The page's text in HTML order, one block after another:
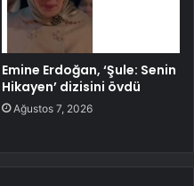
Emine Erdoğan, ‘Şule: Senin
Hikayen’ dizisini övdü
Ağustos 7, 2026